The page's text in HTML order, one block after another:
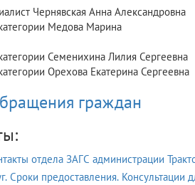
Чернявская Анна Александровна
Медова Марина
Семенихина Лилия Сергеевна
Орехова Екатерина Сергеевна
граждан
отдела ЗАГС администрации
Сроки предоставления. Консультации